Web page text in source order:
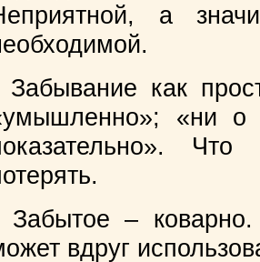
а
Забывание как
«ни о
Забытое –
вдруг